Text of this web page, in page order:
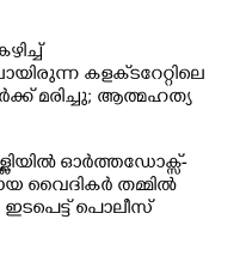
കളക്‌ടറേറ്റിലെ
മരിച്ചു; ആത്മഹത്യ
ഓർത്തഡോക്സ്-
വൈദികർ തമ്മിൽ
പൊലീസ്